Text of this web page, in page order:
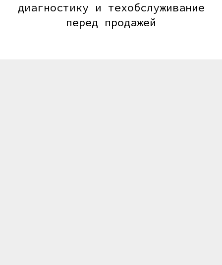
диагностику и техобслуживание
перед продажей